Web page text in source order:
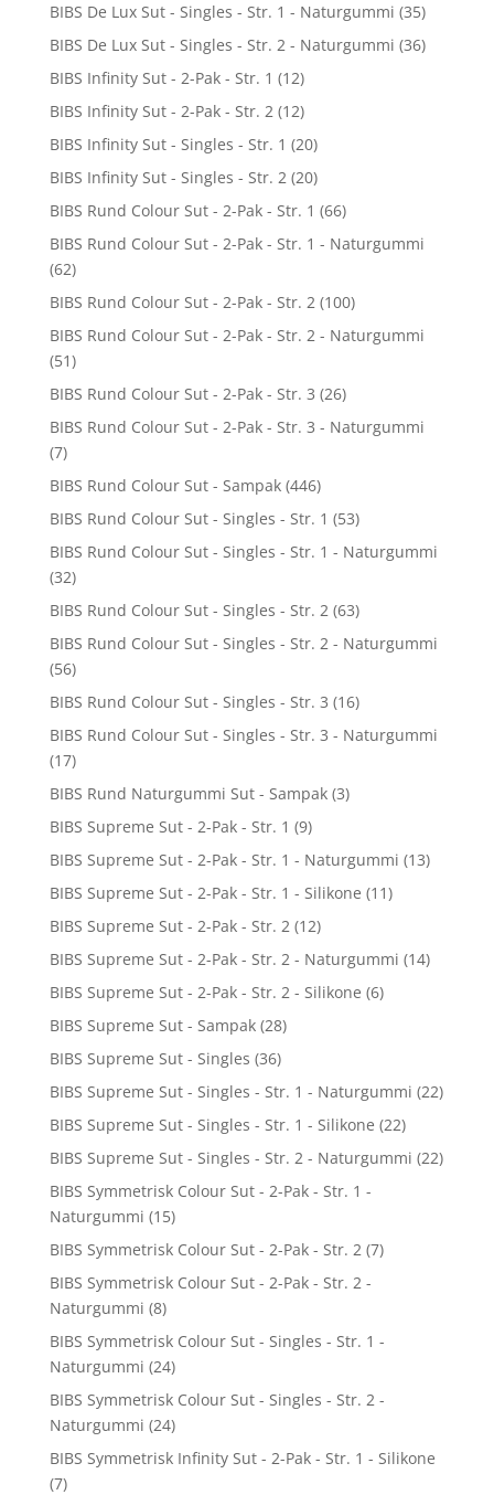
BIBS De Lux Sut - Singles - Str. 1 - Naturgummi (35)
BIBS De Lux Sut - Singles - Str. 2 - Naturgummi (36)
BIBS Infinity Sut - 2-Pak - Str. 1 (12)
BIBS Infinity Sut - 2-Pak - Str. 2 (12)
BIBS Infinity Sut - Singles - Str. 1 (20)
BIBS Infinity Sut - Singles - Str. 2 (20)
BIBS Rund Colour Sut - 2-Pak - Str. 1 (66)
BIBS Rund Colour Sut - 2-Pak - Str. 1 - Naturgummi
(62)
BIBS Rund Colour Sut - 2-Pak - Str. 2 (100)
BIBS Rund Colour Sut - 2-Pak - Str. 2 - Naturgummi
(51)
BIBS Rund Colour Sut - 2-Pak - Str. 3 (26)
BIBS Rund Colour Sut - 2-Pak - Str. 3 - Naturgummi
(7)
BIBS Rund Colour Sut - Sampak (446)
BIBS Rund Colour Sut - Singles - Str. 1 (53)
BIBS Rund Colour Sut - Singles - Str. 1 - Naturgummi
(32)
BIBS Rund Colour Sut - Singles - Str. 2 (63)
BIBS Rund Colour Sut - Singles - Str. 2 - Naturgummi
(56)
BIBS Rund Colour Sut - Singles - Str. 3 (16)
BIBS Rund Colour Sut - Singles - Str. 3 - Naturgummi
(17)
BIBS Rund Naturgummi Sut - Sampak (3)
BIBS Supreme Sut - 2-Pak - Str. 1 (9)
BIBS Supreme Sut - 2-Pak - Str. 1 - Naturgummi (13)
BIBS Supreme Sut - 2-Pak - Str. 1 - Silikone (11)
BIBS Supreme Sut - 2-Pak - Str. 2 (12)
BIBS Supreme Sut - 2-Pak - Str. 2 - Naturgummi (14)
BIBS Supreme Sut - 2-Pak - Str. 2 - Silikone (6)
BIBS Supreme Sut - Sampak (28)
BIBS Supreme Sut - Singles (36)
BIBS Supreme Sut - Singles - Str. 1 - Naturgummi (22)
BIBS Supreme Sut - Singles - Str. 1 - Silikone (22)
BIBS Supreme Sut - Singles - Str. 2 - Naturgummi (22)
BIBS Symmetrisk Colour Sut - 2-Pak - Str. 1 -
Naturgummi (15)
BIBS Symmetrisk Colour Sut - 2-Pak - Str. 2 (7)
BIBS Symmetrisk Colour Sut - 2-Pak - Str. 2 -
Naturgummi (8)
BIBS Symmetrisk Colour Sut - Singles - Str. 1 -
Naturgummi (24)
BIBS Symmetrisk Colour Sut - Singles - Str. 2 -
Naturgummi (24)
BIBS Symmetrisk Infinity Sut - 2-Pak - Str. 1 - Silikone
(7)